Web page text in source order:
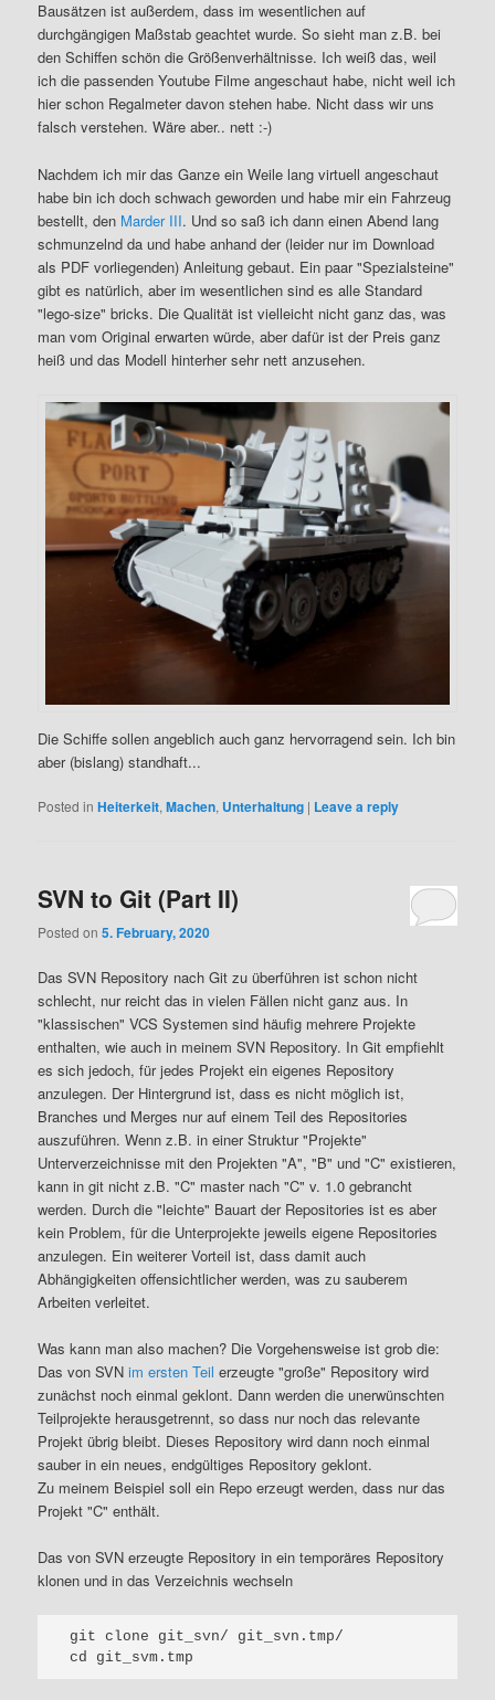
Bausätzen ist außerdem, dass im wesentlichen auf
durchgängigen Maßstab geachtet wurde. So sieht man z.B. bei
den Schiffen schön die Größenverhältnisse. Ich weiß das, weil
ich die passenden Youtube Filme angeschaut habe, nicht weil ich
hier schon Regalmeter davon stehen habe. Nicht dass wir uns
falsch verstehen. Wäre aber.. nett :-)
Nachdem ich mir das Ganze ein Weile lang virtuell angeschaut
habe bin ich doch schwach geworden und habe mir ein Fahrzeug
bestellt, den Marder III. Und so saß ich dann einen Abend lang
schmunzelnd da und habe anhand der (leider nur im Download
als PDF vorliegenden) Anleitung gebaut. Ein paar "Spezialsteine"
gibt es natürlich, aber im wesentlichen sind es alle Standard
"lego-size" bricks. Die Qualität ist vielleicht nicht ganz das, was
man vom Original erwarten würde, aber dafür ist der Preis ganz
heiß und das Modell hinterher sehr nett anzusehen.
Die Schiffe sollen angeblich auch ganz hervorragend sein. Ich bin
aber (bislang) standhaft...
Posted in Heiterkeit,Machen, Unterhaltung | Leave a reply
SVN to Git (Part II)
Posted on5. February, 2020
Das SVN Repository nach Git zu überführen ist schon nicht
schlecht, nur reicht das in vielen Fällen nicht ganz aus. In
"klassischen" VCS Systemen sind häufig mehrere Projekte
enthalten, wie auch in meinem SVN Repository. In Git empfiehlt
es sich jedoch, für jedes Projekt ein eigenes Repository
anzulegen. Der Hintergrund ist, dass es nicht möglich ist,
Branches und Merges nur auf einem Teil des Repositories
auszuführen. Wenn z.B. in einer Struktur "Projekte"
Unterverzeichnisse mit den Projekten "A", "B" und "C" existieren,
kann in git nicht z.B. "C" master nach "C" v. 1.0 gebrancht
werden. Durch die "leichte" Bauart der Repositories ist es aber
kein Problem, für die Unterprojekte jeweils eigene Repositories
anzulegen. Ein weiterer Vorteil ist, dass damit auch
Abhängigkeiten offensichtlicher werden, was zu sauberem
Arbeiten verleitet.
Was kann man also machen? Die Vorgehensweise ist grob die:
Das von SVNim ersten Teil erzeugte "große" Repository wird
zunächst noch einmal geklont. Dann werden die unerwünschten
Teilprojekte herausgetrennt, so dass nur noch das relevante
Projekt übrig bleibt. Dieses Repository wird dann noch einmal
sauber in ein neues, endgültiges Repository geklont.
Zu meinem Beispiel soll ein Repo erzeugt werden, dass nur das
Projekt "C" enthält.
Das von SVN erzeugte Repository in ein temporäres Repository
klonen und in das Verzeichnis wechseln
git clone git_svn/ git_svn.tmp/